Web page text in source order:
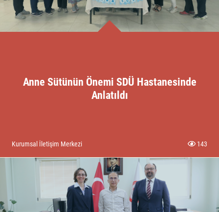
Anne Sütünün Önemi SDÜ Hastanesinde
Anlatıldı
Kurumsal İletişim Merkezi 143